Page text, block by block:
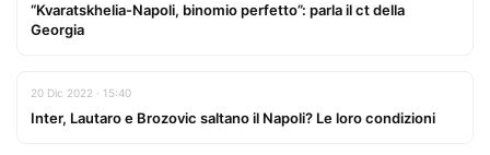
“Kvaratskhelia-Napoli, binomio perfetto”: parla il ct della
Georgia
20 Dic 2022 · 15:40
Inter, Lautaro e Brozovic saltano il Napoli? Le loro condizioni